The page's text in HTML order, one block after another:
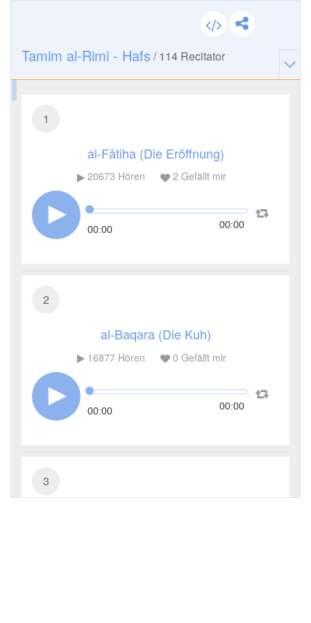
Tamim al-Rimi - Hafs /114 Recitator
1
al-Fātiha (Die Eröffnung)
20673 Hören 2 Gefällt mir
00:00 00:00
2
al-Baqara (Die Kuh)
16877Hören 0 Gefällt mir
00:00 00:00
3